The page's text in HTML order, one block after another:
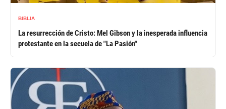
BIBLIA
La resurrección de Cristo: Mel Gibson y la inesperada influencia
protestante en la secuela de "La Pasión"